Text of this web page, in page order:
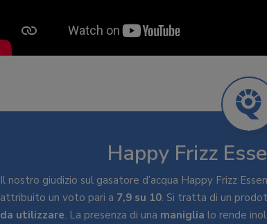
Happy Frizz
Il nostro giudizio sul gasatore d’acqua Happy Frizz
attribuito un voto pari a 7,9 su 10. Si tratta di un
da utilizzare. La presenza di una maniglia lo rende